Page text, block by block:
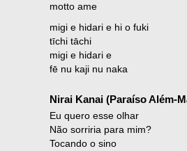
motto ame
migi e hidari e hi o fuki
tīchi tāchi
migi e hidari e
fē nu kaji nu naka
Nirai Kanai (Paraíso Além-
Eu quero esse olhar
Não sorriria para mim?
Tocando o sino